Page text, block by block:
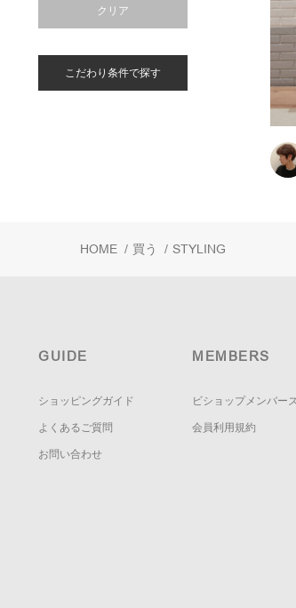
クリア
こだわり条件で探す
HOME / 買う / STYLING
GUIDE
ショッピングガイド
よくあるご質問
お問い合わせ
MEMBERS
ビショップメンバー
会員利用規約